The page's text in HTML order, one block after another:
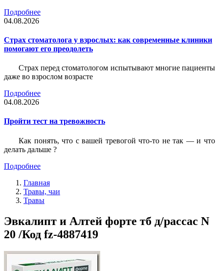
Подробнее
04.08.2026
Страх стоматолога у взрослых: как современные клиники
помогают его преодолеть
Страх перед стоматологом испытывают многие пациенты
даже во взрослом возрасте
Подробнее
04.08.2026
Пройти тест на тревожность
Как понять, что с вашей тревогой что-то не так — и что
делать дальше ?
Подробнее
Главная
Травы, чаи
Травы
Эвкалипт и Алтей форте тб д/рассас N
20 /Код fz-4887419